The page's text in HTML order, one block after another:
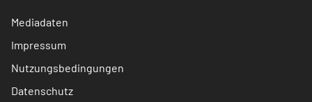
Mediadaten
Impressum
Nutzungsbedingungen
Datenschutz